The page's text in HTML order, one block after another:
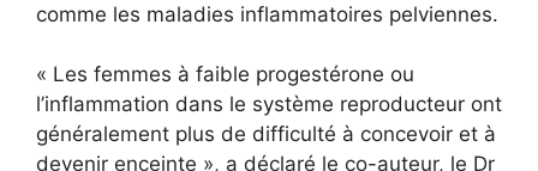
comme les maladies inflammatoires pelviennes.
« Les femmes à faible progestérone ou
l’inflammation dans le système reproducteur ont
généralement plus de difficulté à concevoir et à
devenir enceinte », a déclaré le co-auteur, le Dr